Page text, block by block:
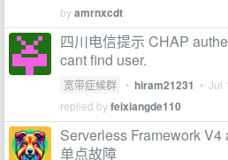
byamrnxcdt
四川电信提示 CHAP
cant find user.
宽带症候群 • hiram21231 • Jul
replied byfeixiangde110
Serverless Framework V4
单点故障